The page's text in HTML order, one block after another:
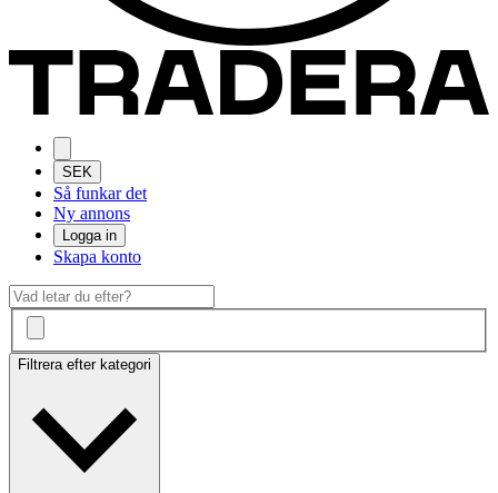
SEK
Så funkar det
Ny annons
Logga in
Skapa konto
Filtrera efter kategori